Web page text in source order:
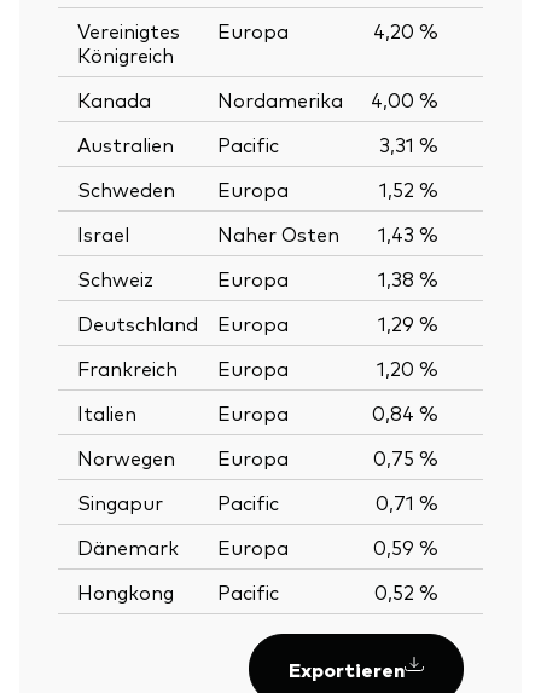
Vereinigtes
Königreich
Europa 4,20 %
Kanada Nordamerika 4,00 %
Australien
Pacific 3,31 %
Schweden
Europa 1,52 %
Israel
Naher Osten 1,43 %
Schweiz
Europa 1,38 %
Deutschland
Europa 1,29 %
Frankreich
Europa
1,20 %
Italien
Europa 0,84 %
Norwegen
Europa 0,75 %
Singapur
Pacific 0,71 %
Dänemark
Europa 0,59 %
Hongkong
Pacific 0,52 %
Exportieren